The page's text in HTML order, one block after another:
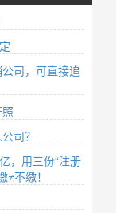
司，可直接追
司？
，用三份“注册
不缴！